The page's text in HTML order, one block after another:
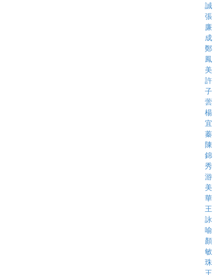
誠
張
廉
成
鄭
鳳
美
許
子
蕓
楊
宜
蓁
陳
錦
秀
游
美
華
王
詠
喻
顏
敏
珠
王